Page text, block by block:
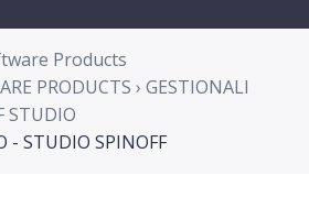
Products
PRODUCTS › GESTIONALI
STUDIO
- STUDIO SPINOFF